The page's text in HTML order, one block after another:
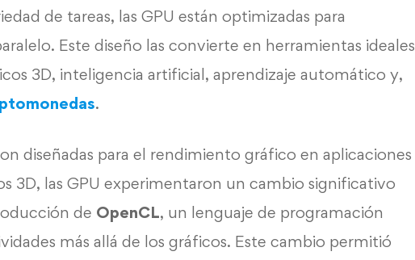
de tareas, las GPU están optimizadas para
Este diseño las convierte en herramientas ideales
3D, inteligencia artificial, aprendizaje automático y,
.
diseñadas para el rendimiento gráfico en aplicaciones
3D, las GPU experimentaron un cambio significativo
de OpenCL, un lenguaje de programación
más allá de los gráficos. Este cambio permitió